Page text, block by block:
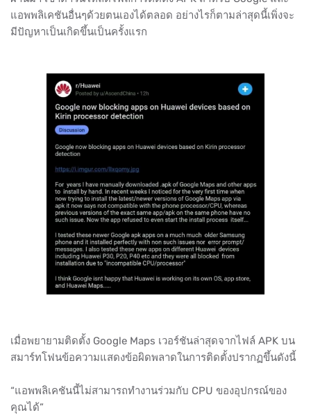
แอพพลิเคชันอื่นๆด้วยตนเองได้ตลอด อย่างไรก็ตามล่าสุดนี้เพิ่งจะ
มีปัญหาเป็นเกิดขึ้นเป็นครั้งแรก
เมื่อพยายามติดตั้ง Google Maps เวอร์ชันล่าสุดจากไฟล์ APK บน
สมาร์ทโฟนข้อความแสดงข้อผิดพลาดในการติดตั้งปรากฏขึ้นดังนี้
“แอพพลิเคชันนี้ไม่สามารถทำงานร่วมกับ CPU ของอุปกรณ์ของ
คุณได้”